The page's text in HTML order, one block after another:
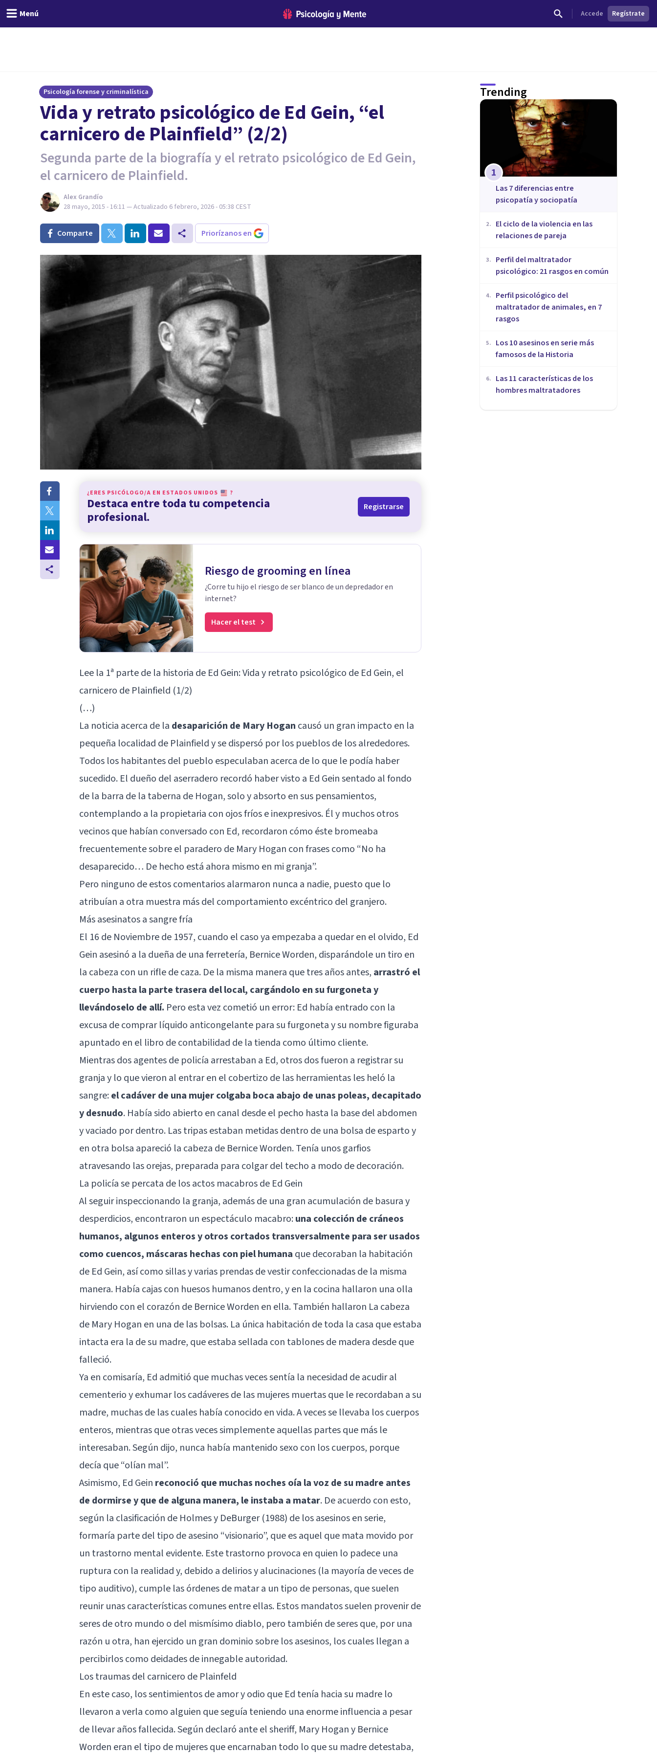
Menú Accede Regístrate
Psicología forense y criminalística
Vida y retrato psicológico de Ed Gein, “el
carnicero de Plainfield” (2/2)
Segunda parte de la biografía y el retrato psicológico de Ed Gein,
el carnicero de Plainfield.
Alex Grandío
28 mayo, 2015 - 16:11 — Actualizado 6 febrero, 2026 - 05:38 CEST
Comparte Priorízanos en
¿ERES PSICÓLOGO/A EN ESTADOS UNIDOS ?
Destaca entre toda tu competencia
profesional.
Registrarse
Riesgo de grooming en línea
¿Corre tu hijo el riesgo de ser blanco de un depredador en
internet?
Hacer el test
Lee la 1ª parte de la historia de Ed Gein:Vida y retrato psicológico de Ed Gein, el
carnicero de Plainfield (1/2)
(…)
La noticia acerca de la desaparición de Mary Hogan causó un gran impacto en la
pequeña localidad de Plainfield y se dispersó por los pueblos de los alrededores.
Todos los habitantes del pueblo especulaban acerca de lo que le podía haber
sucedido. El dueño del aserradero recordó haber visto a Ed Gein sentado al fondo
de la barra de la taberna de Hogan, solo y absorto en sus pensamientos,
contemplando a la propietaria con ojos fríos e inexpresivos. Él y muchos otros
vecinos que habían conversado con Ed, recordaron cómo éste bromeaba
frecuentemente sobre el paradero de Mary Hogan con frases como “No ha
desaparecido… De hecho está ahora mismo en mi granja”.
Pero ninguno de estos comentarios alarmaron nunca a nadie, puesto que lo
atribuían a otra muestra más del comportamiento excéntrico del granjero.
Más asesinatos a sangre fría
El 16 de Noviembre de 1957, cuando el caso ya empezaba a quedar en el olvido, Ed
Gein asesinó a la dueña de una ferretería, Bernice Worden, disparándole un tiro en
la cabeza con un rifle de caza. De la misma manera que tres años antes, arrastró el
cuerpo hasta la parte trasera del local, cargándolo en su furgoneta y
llevándoselo de allí. Pero esta vez cometió un error: Ed había entrado con la
excusa de comprar líquido anticongelante para su furgoneta y su nombre figuraba
apuntado en el libro de contabilidad de la tienda como último cliente.
Mientras dos agentes de policía arrestaban a Ed, otros dos fueron a registrar su
granja y lo que vieron al entrar en el cobertizo de las herramientas les heló la
sangre:el cadáver de una mujer colgaba boca abajo de unas poleas, decapitado
y desnudo. Había sido abierto en canal desde el pecho hasta la base del abdomen
y vaciado por dentro. Las tripas estaban metidas dentro de una bolsa de esparto y
en otra bolsa apareció la cabeza de Bernice Worden. Tenía unos garfios
atravesando las orejas, preparada para colgar del techo a modo de decoración.
La policía se percata de los actos macabros de Ed Gein
Al seguir inspeccionando la granja, además de una gran acumulación de basura y
desperdicios, encontraron un espectáculo macabro:una colección de cráneos
humanos, algunos enteros y otros cortados transversalmente para ser usados
como cuencos, máscaras hechas con piel humana que decoraban la habitación
de Ed Gein, así como sillas y varias prendas de vestir confeccionadas de la misma
manera. Había cajas con huesos humanos dentro, y en la cocina hallaron una olla
hirviendo con el corazón de Bernice Worden en ella. También hallaron La cabeza
de Mary Hogan en una de las bolsas. La única habitación de toda la casa que estaba
intacta era la de su madre, que estaba sellada con tablones de madera desde que
falleció.
Ya en comisaría, Ed admitió que muchas veces sentía la necesidad de acudir al
cementerio y exhumar los cadáveres de las mujeres muertas que le recordaban a su
madre, muchas de las cuales había conocido en vida. A veces se llevaba los cuerpos
enteros, mientras que otras veces simplemente aquellas partes que más le
interesaban. Según dijo, nunca había mantenido sexo con los cuerpos, porque
decía que “olían mal”.
Asimismo, Ed Gein reconoció que muchas noches oía la voz de su madre antes
de dormirse y que de alguna manera, le instaba a matar. De acuerdo con esto,
según la clasificación de Holmes y DeBurger (1988) de los asesinos en serie,
formaría parte del tipo de asesino “visionario”, que es aquel que mata movido por
un trastorno mental evidente. Este trastorno provoca en quien lo padece una
ruptura con la realidad y, debido a delirios y alucinaciones (la mayoría de veces de
tipo auditivo), cumple las órdenes de matar a un tipo de personas, que suelen
reunir unas características comunes entre ellas. Estos mandatos suelen provenir de
seres de otro mundo o del mismísimo diablo, pero también de seres que, por una
razón u otra, han ejercido un gran dominio sobre los asesinos, los cuales llegan a
percibirlos como deidades de innegable autoridad.
Los traumas del carnicero de Plainfeld
En este caso, los sentimientos de amor y odio que Ed tenía hacia su madre lo
llevaron a verla como alguien que seguía teniendo una enorme influencia a pesar
de llevar años fallecida. Según declaró ante el sheriff, Mary Hogan y Bernice
Worden eran el tipo de mujeres que encarnaban todo lo que su madre detestaba,
Trending
1
Las 7 diferencias entre
psicopatía y sociopatía
2.
​El ciclo de la violencia en las
relaciones de pareja
3.
​Perfil del maltratador
psicológico: 21 rasgos en común
4.
​Perfil psicológico del
maltratador de animales, en 7
rasgos
5.
Los 10 asesinos en serie más
famosos de la Historia
6.
Las 11 características de los
hombres maltratadores